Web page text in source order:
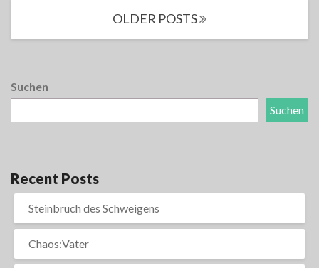
OLDER POSTS
Suchen
Suchen
Recent Posts
Steinbruch des Schweigens
Chaos:Vater